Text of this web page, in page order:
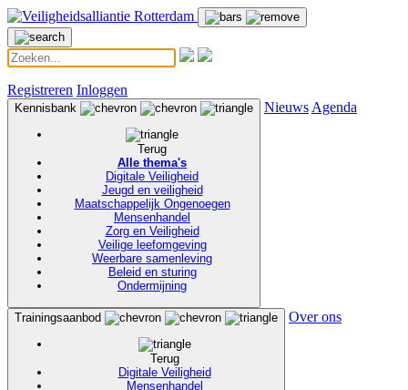
Registreren Inloggen
Kennisbank
Terug
Alle thema's
Digitale Veiligheid
Jeugd en veiligheid
Maatschappelijk Ongenoegen
Mensenhandel
Zorg en Veiligheid
Veilige leefomgeving
Weerbare samenleving
Beleid en sturing
Ondermijning
Nieuws Agenda
Trainingsaanbod
Terug
Digitale Veiligheid
Mensenhandel
Over ons